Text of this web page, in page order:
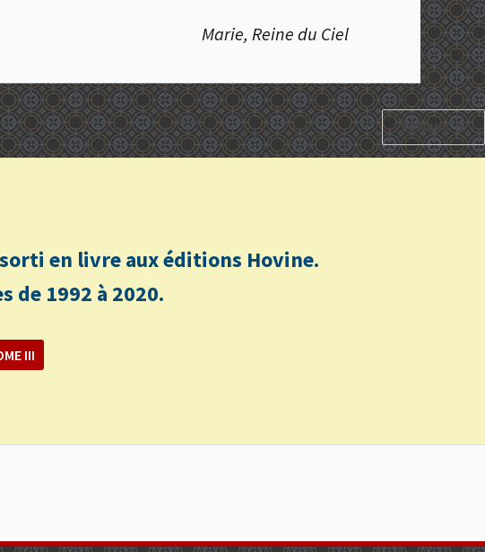
Marie, Reine du Ciel
SUIVANT
en livre aux éditions Hovine.
de 1992 à 2020.
III